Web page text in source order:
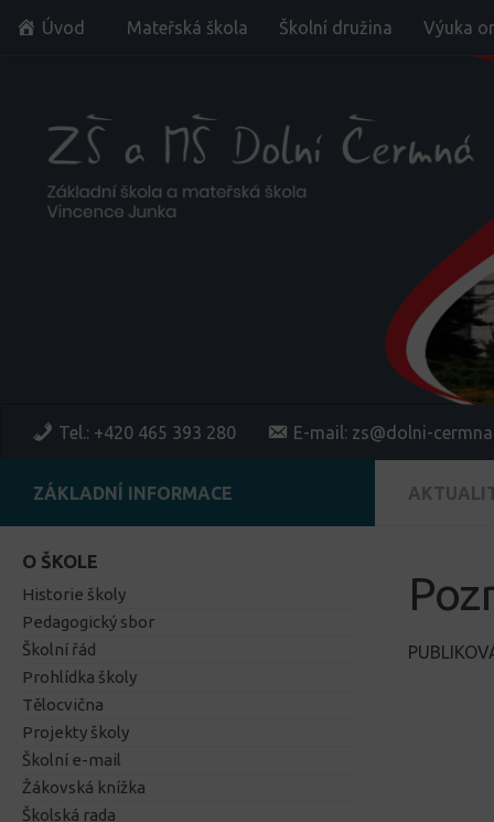
Skip to content
Úvod Mateřská škola Školní družina Výuka
Tel.: +420 465 393 280 E-mail: zs@dolni-
ZÁKLADNÍ INFORMACE
O ŠKOLE
Historie školy
Pedagogický sbor
Školní řád
Prohlídka školy
Tělocvična
Projekty školy
Školní e-mail
Žákovská knížka
Školská rada